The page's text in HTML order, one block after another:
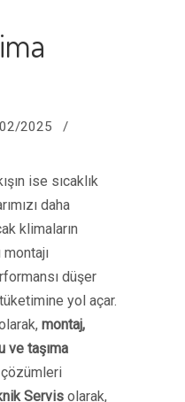
2025
/
ise sıcaklık
daha
klimaların
düşer
yol açar.
montaj,
ve taşıma
Servis olarak,